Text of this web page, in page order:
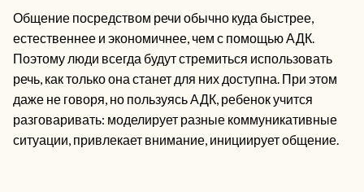
Общение посредством речи обычно куда быстрее,
естественнее и экономичнее, чем с помощью АДК.
Поэтому люди всегда будут стремиться использовать
речь, как только она станет для них доступна. При этом
даже не говоря, но пользуясь АДК, ребенок учится
разговаривать: моделирует разные коммуникативные
ситуации, привлекает внимание, инициирует общение.